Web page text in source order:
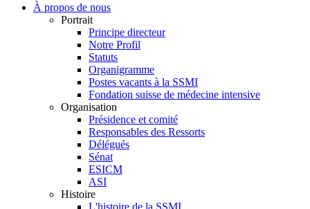
À propos de nous
Portrait
Principe directeur
Notre Profil
Statuts
Organigramme
Postes vacants à la SSMI
Fondation suisse de médecine intensive
Organisation
Présidence et comité
Responsables des Ressorts
Délégués
Sénat
ESICM
ASI
Histoire
L'histoire de la SSMI